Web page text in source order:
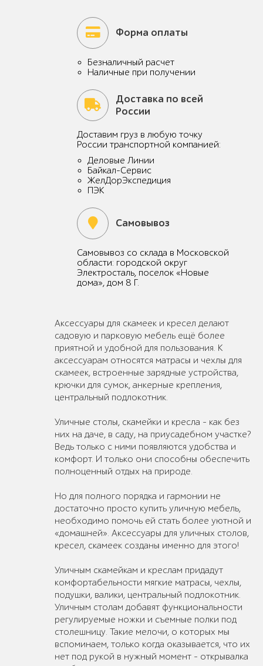
Форма оплаты
Безналичный расчет
Наличные при получении
Доставка по всей
России
Доставим груз в любую точку
России транспортной компанией:
Деловые Линии
Байкал-Сервис
ЖелДорЭкспедиция
ПЭК
Самовывоз
Самовывоз со склада в Московской
области: городской округ
Электросталь, поселок «Новые
дома», дом 8 Г.
Аксессуары для скамеек и кресел делают
садовую и парковую мебель ещё более
приятной и удобной для пользования. К
аксессуарам относятся матрасы и чехлы для
скамеек, встроенные зарядные устройства,
крючки для сумок, анкерные крепления,
центральный подлокотник.
Уличные столы, скамейки и кресла – как без
них на даче, в саду, на приусадебном участке?
Ведь только с ними появляются удобства и
комфорт. И только они способны обеспечить
полноценный отдых на природе.
Но для полного порядка и гармонии не
достаточно просто купить уличную мебель,
необходимо помочь ей стать более уютной и
«домашней». Аксессуары для уличных столов,
кресел, скамеек созданы именно для этого!
Уличным скамейкам и креслам придадут
комфортабельности мягкие матрасы, чехлы,
подушки, валики, центральный подлокотник.
Уличным столам добавят функциональности
регулируемые ножки и съемные полки под
столешницу. Такие мелочи, о которых мы
вспоминаем, только когда оказывается, что их
нет под рукой в нужный момент – открывалка